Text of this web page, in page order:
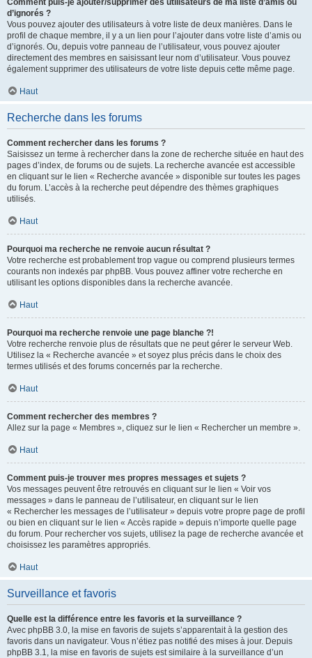
Comment puis-je ajouter/supprimer des utilisateurs de ma liste d’amis ou
d’ignorés ?
Vous pouvez ajouter des utilisateurs à votre liste de deux manières. Dans le
profil de chaque membre, il y a un lien pour l’ajouter dans votre liste d’amis ou
d’ignorés. Ou, depuis votre panneau de l’utilisateur, vous pouvez ajouter
directement des membres en saisissant leur nom d’utilisateur. Vous pouvez
également supprimer des utilisateurs de votre liste depuis cette même page.
Haut
Recherche dans les forums
Comment rechercher dans les forums ?
Saisissez un terme à rechercher dans la zone de recherche située en haut des
pages d’index, de forums ou de sujets. La recherche avancée est accessible
en cliquant sur le lien « Recherche avancée » disponible sur toutes les pages
du forum. L’accès à la recherche peut dépendre des thèmes graphiques
utilisés.
Haut
Pourquoi ma recherche ne renvoie aucun résultat ?
Votre recherche est probablement trop vague ou comprend plusieurs termes
courants non indexés par phpBB. Vous pouvez affiner votre recherche en
utilisant les options disponibles dans la recherche avancée.
Haut
Pourquoi ma recherche renvoie une page blanche ?!
Votre recherche renvoie plus de résultats que ne peut gérer le serveur Web.
Utilisez la « Recherche avancée » et soyez plus précis dans le choix des
termes utilisés et des forums concernés par la recherche.
Haut
Comment rechercher des membres ?
Allez sur la page « Membres », cliquez sur le lien « Rechercher un membre ».
Haut
Comment puis-je trouver mes propres messages et sujets ?
Vos messages peuvent être retrouvés en cliquant sur le lien « Voir vos
messages » dans le panneau de l’utilisateur, en cliquant sur le lien
« Rechercher les messages de l’utilisateur » depuis votre propre page de profil
ou bien en cliquant sur le lien « Accès rapide » depuis n’importe quelle page
du forum. Pour rechercher vos sujets, utilisez la page de recherche avancée et
choisissez les paramètres appropriés.
Haut
Surveillance et favoris
Quelle est la différence entre les favoris et la surveillance ?
Avec phpBB 3.0, la mise en favoris de sujets s’apparentait à la gestion des
favoris dans un navigateur. Vous n’étiez pas notifié des mises à jour. Depuis
phpBB 3.1, la mise en favoris de sujets est similaire à la surveillance d’un